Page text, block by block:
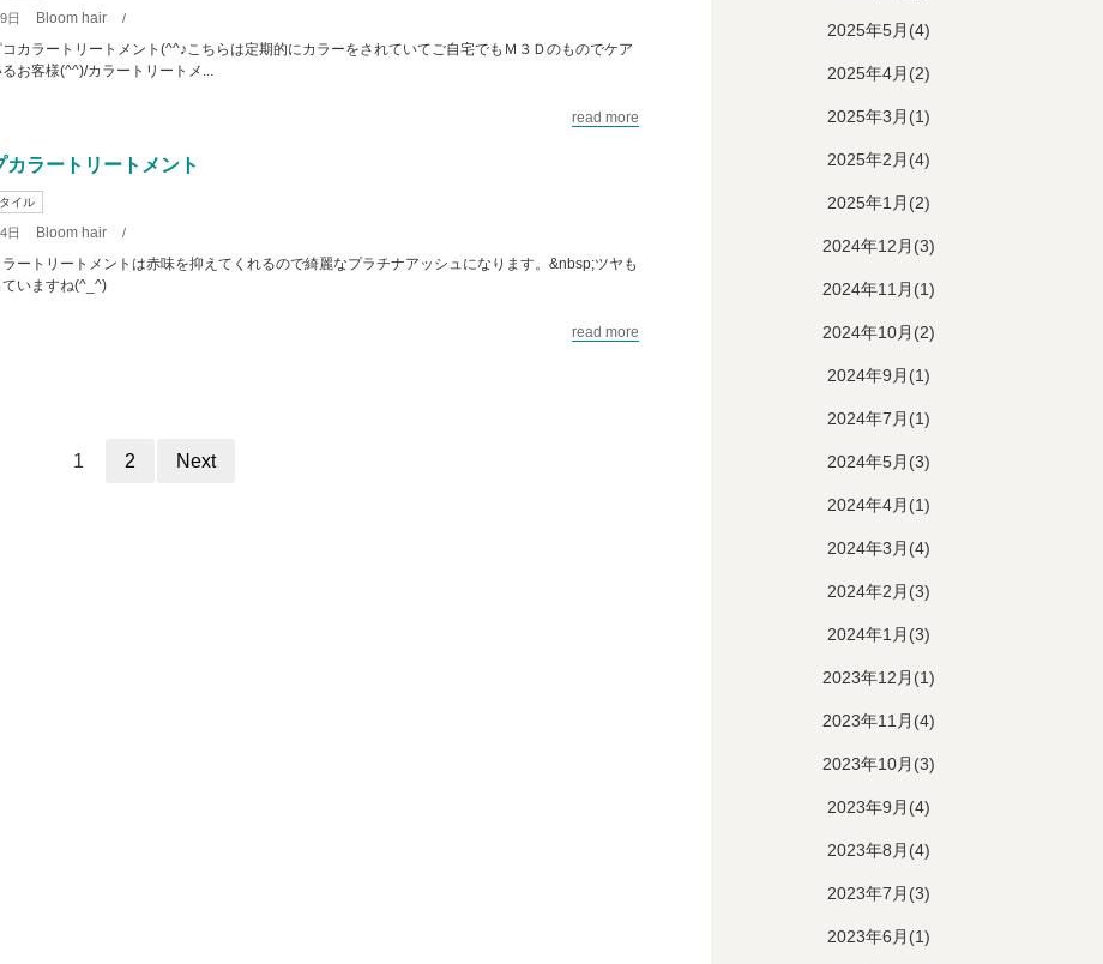
日 Bloom hair /
カラートリートメント(^^♪こちらは定期的にカラーをされていてご自宅でもＭ３Ｄのものでケア
お客様(^^)/カラートリートメ...
read more
カラートリートメント
イル
日 Bloom hair /
ートリートメントは赤味を抑えてくれるので綺麗なプラチナアッシュになります。&nbsp;ツヤも
いますね(^_^)
read more
1 2 Next
2025年5月(4)
2025年4月(2)
2025年3月(1)
2025年2月(4)
2025年1月(2)
2024年12月(3)
2024年11月(1)
2024年10月(2)
2024年9月(1)
2024年7月(1)
2024年5月(3)
2024年4月(1)
2024年3月(4)
2024年2月(3)
2024年1月(3)
2023年12月(1)
2023年11月(4)
2023年10月(3)
2023年9月(4)
2023年8月(4)
2023年7月(3)
2023年6月(1)